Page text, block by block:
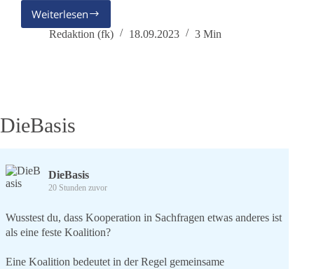
Weiterlesen
Basis-
Wissen
Redaktion (fk) 18.09.2023 3 Min
DieBasis
DieBasis
20 Stunden zuvor
Wusstest du, dass Kooperation in Sachfragen etwas anderes ist
als eine feste Koalition?
Eine Koalition bedeutet in der Regel gemeinsame